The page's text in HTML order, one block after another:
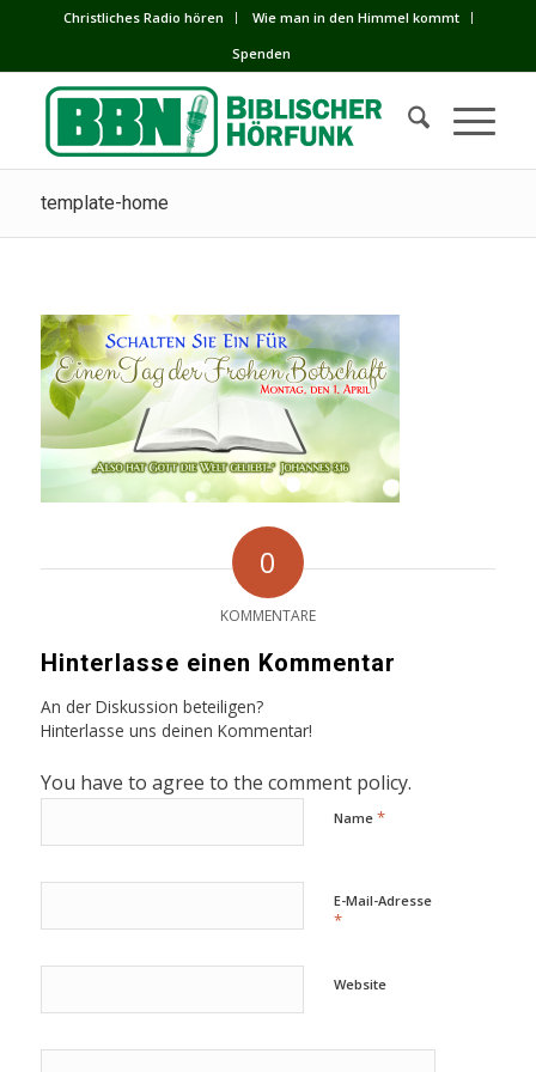
Сhristliches Radio hören
Wie man in den Himmel kommt
Spenden
template-home
0
KOMMENTARE
Hinterlasse einen Kommentar
An der Diskussion beteiligen?
Hinterlasse uns deinen Kommentar!
You have to agree to the comment policy.
Name *
E-Mail-Adresse
*
Website